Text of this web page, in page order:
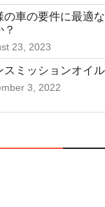
の車の要件に最適
？
23, 2023
スミッションオイ
3, 2022